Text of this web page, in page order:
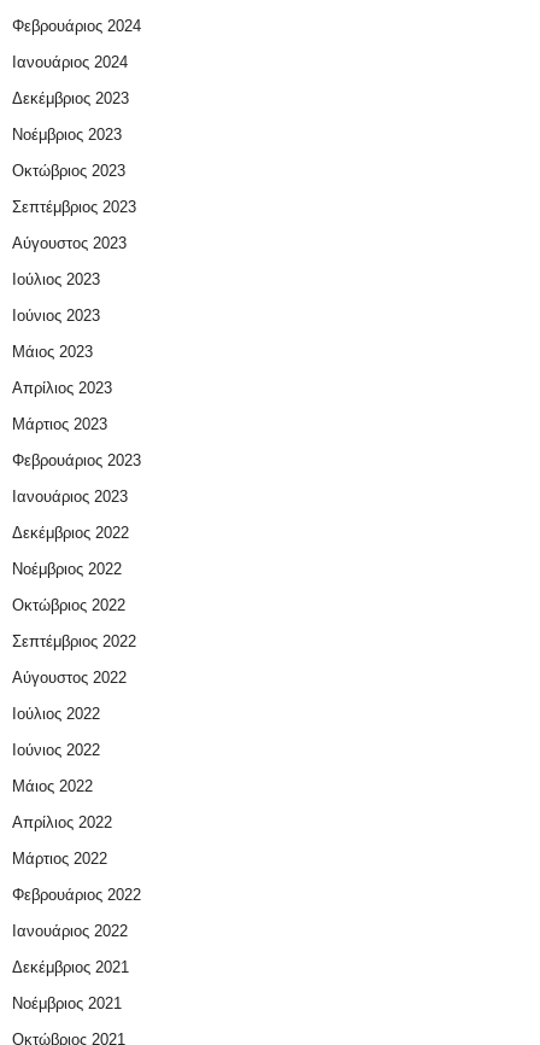
Φεβρουάριος 2024
Ιανουάριος 2024
Δεκέμβριος 2023
Νοέμβριος 2023
Οκτώβριος 2023
Σεπτέμβριος 2023
Αύγουστος 2023
Ιούλιος 2023
Ιούνιος 2023
Μάιος 2023
Απρίλιος 2023
Μάρτιος 2023
Φεβρουάριος 2023
Ιανουάριος 2023
Δεκέμβριος 2022
Νοέμβριος 2022
Οκτώβριος 2022
Σεπτέμβριος 2022
Αύγουστος 2022
Ιούλιος 2022
Ιούνιος 2022
Μάιος 2022
Απρίλιος 2022
Μάρτιος 2022
Φεβρουάριος 2022
Ιανουάριος 2022
Δεκέμβριος 2021
Νοέμβριος 2021
Οκτώβριος 2021